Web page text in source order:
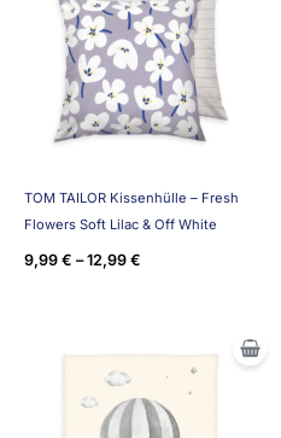
TOM TAILOR Kissenhülle – Fresh
Flowers Soft Lilac & Off White
9,99 € –12,99 €